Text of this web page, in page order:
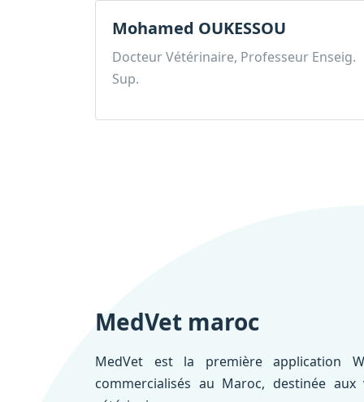
Mohamed OUKESSOU
Docteur Vétérinaire, Professeur Enseig.
Sup.
MedVet maroc
MedVet est la première application
commercialisés au Maroc, destinée